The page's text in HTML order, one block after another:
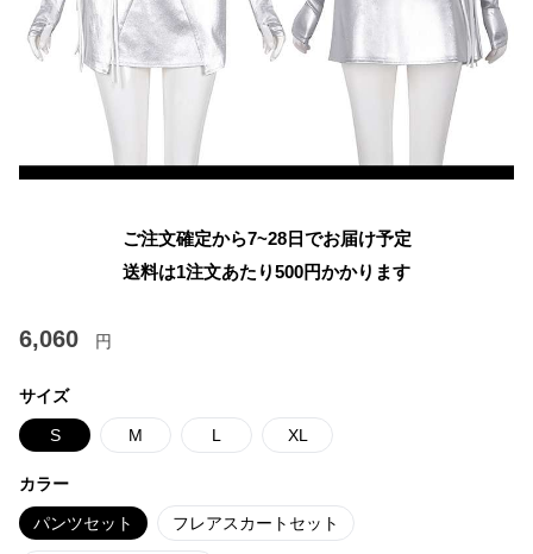
ご注文確定から7~28日でお届け予定
送料は1注文あたり500円かかります
6,060 円
サイズ
S M L XL
カラー
パンツセット フレアスカートセット